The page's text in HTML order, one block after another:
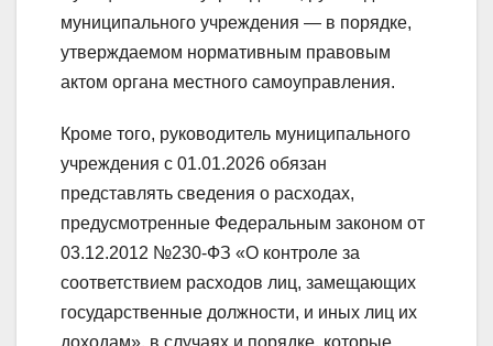
муниципального учреждения — в порядке,
утверждаемом нормативным правовым
актом органа местного самоуправления.
Кроме того, руководитель муниципального
учреждения с 01.01.2026 обязан
представлять сведения о расходах,
предусмотренные Федеральным законом от
03.12.2012 №230-ФЗ «О контроле за
соответствием расходов лиц, замещающих
государственные должности, и иных лиц их